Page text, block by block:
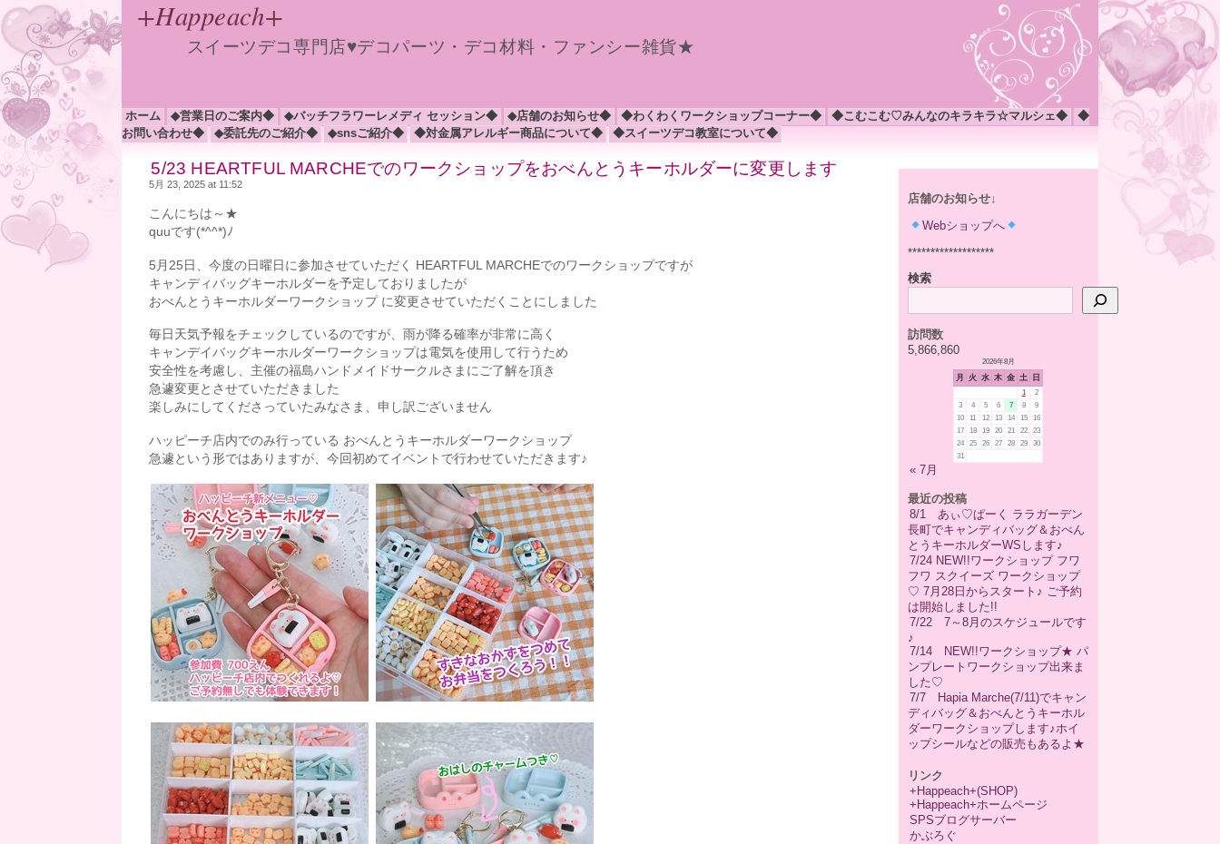
+Happeach+
スイーツデコ専門店♥デコパーツ・デコ材料・ファンシー雑貨★
ホーム ◆営業日のご案内◆ ◆バッチフラワーレメディ セッション◆ ◆店舗のお知らせ◆ ◆わくわくワークショップコーナー◆ ◆こむこむ♡みんなのキラキラ☆マルシェ◆
◆
お問い合わせ◆
◆委託先のご紹介◆ ◆snsご紹介◆ ◆対金属アレルギー商品について◆ ◆スイーツデコ教室について◆
店舗のお知らせ↓
Webショップへ
*******************
検索
訪問数
5,866,860
2026年8月
月 火 水 木 金 土 日
1
2
3
4 5 6 7 8
9
10
11 12 13 14 15
16
17
18 19 20 21 22
23
24
25 26 27 28 29
30
31
« 7月
最近の投稿
8/1 あぃ♡ぱーく ララガーデン
長町でキャンディバッグ＆おべん
とうキーホルダーWSします♪
7/24 NEW!!ワークショップ フワ
フワ スクイーズ ワークショップ
♡ 7月28日からスタート♪ ご予約
は開始しました!!
7/22 7～8月のスケジュールです
♪
7/14 NEW!!ワークショップ★ パ
ンプレートワークショップ出来ま
した♡
7/7 Hapia Marche(7/11)でキャン
ディバッグ＆おべんとうキーホル
ダーワークショップします♪ホイ
ップシールなどの販売もあるよ★
リンク
+Happeach+(SHOP)
+Happeach+ホームページ
SPSブログサーバー
かぶろぐ
5/23 HEARTFUL MARCHEでのワークショップをおべんとうキーホルダーに変更します
5月 23, 2025 at 11:52
こんにちは～★
quuです(*^^*)ﾉ
5月25日、今度の日曜日に参加させていただく HEARTFUL MARCHEでのワークショップですが
キャンディバッグキーホルダーを予定しておりましたが
おべんとうキーホルダーワークショップ に変更させていただくことにしました
毎日天気予報をチェックしているのですが、雨が降る確率が非常に高く
キャンデイバッグキーホルダーワークショップは電気を使用して行うため
安全性を考慮し、主催の福島ハンドメイドサークルさまにご了解を頂き
急遽変更とさせていただきました
楽しみにしてくださっていたみなさま、申し訳ございません
ハッピーチ店内でのみ行っている おべんとうキーホルダーワークショップ
急遽という形ではありますが、今回初めてイベントで行わせていただきます♪